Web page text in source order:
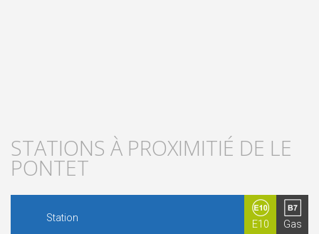
STATIONS À PROXIMITIÉ DE LE
PONTET
Station
E10 Gas